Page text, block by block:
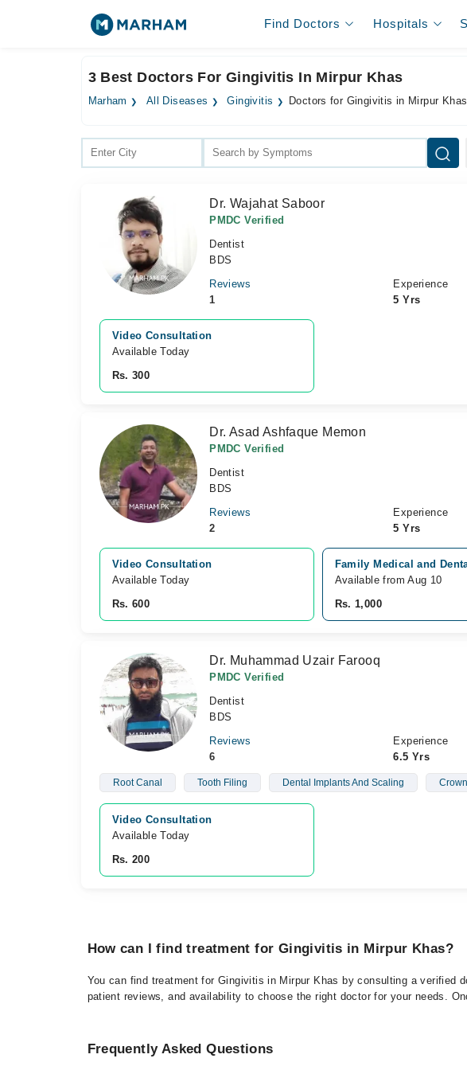
Find Doctors Hospitals
3 Best Doctors For Gingivitis In Mirpur Khas
Marham All Diseases Gingivitis Doctors for Gingivitis in Mirpur Khas
Dr. Wajahat Saboor
PMDC Verified
Dentist
BDS
Reviews
1
Experience
5 Yrs
Video Consultation
Available Today
Rs. 300
Dr. Asad Ashfaque Memon
PMDC Verified
Dentist
BDS
Reviews
2
Experience
5 Yrs
Video Consultation
Available Today
Rs. 600
Family Medical and
Available from Aug 10
Rs. 1,000
Dr. Muhammad Uzair Farooq
PMDC Verified
Dentist
BDS
Reviews
6
Experience
6.5 Yrs
Root Canal Tooth Filing Dental Implants And Scaling
Video Consultation
Available Today
Rs. 200
How can I find treatment for Gingivitis in Mirpur Khas?
You can find treatment for Gingivitis in Mirpur Khas by consulting a verified
patient reviews, and availability to choose the right doctor for your needs.
Frequently Asked Questions